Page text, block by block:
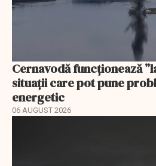
Cernavodă funcționează
situații care pot pune
energetic
06 AUGUST 2026